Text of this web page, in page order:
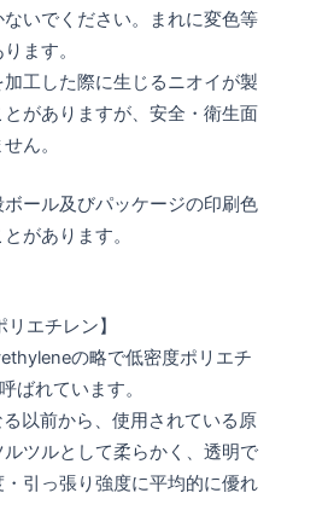
いでください。まれに変色等
ます。
加工した際に生じるニオイが製
がありますが、安全・衛生面
ん。
ボール及びパッケージの印刷色
があります。
リエチレン】
の略で低密度ポリエチ
ばれています。
以前から、使用されている原
ツルとして柔らかく、透明で
引っ張り強度に平均的に優れ